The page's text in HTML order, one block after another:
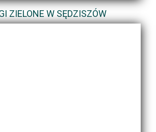
ZIELONE W SĘDZISZÓW